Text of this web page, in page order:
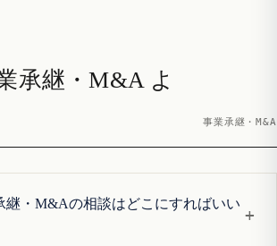
承継・M&A よ
事業承継・M&A
継・M&Aの相談はどこにすればいい
+